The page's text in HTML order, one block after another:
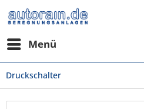
Menü
Druckschalter